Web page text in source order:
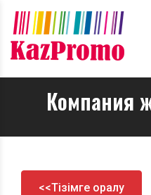
Компания
<<Тізімге оралу